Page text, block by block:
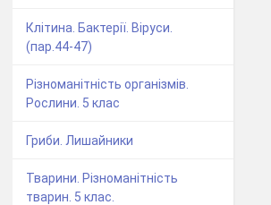
Клітина. Бактерії. Віруси.
(пар.44-47)
Різноманітність організмів.
Рослини. 5 клас
Гриби. Лишайники
Тварини. Різноманітність
тварин. 5 клас.